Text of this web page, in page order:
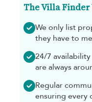
The Villa Finder
We only list
they have to
24/7
are always
Regular
ensuring every